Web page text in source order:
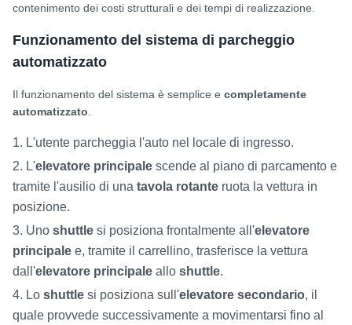
contenimento dei costi strutturali e dei tempi di realizzazione.
Funzionamento del sistema di parcheggio
automatizzato
Il funzionamento del sistema è semplice e completamente
automatizzato
L'utente parcheggia l'auto nel locale di ingresso.
L'elevatore principale scende al piano di parcamento e
tramite l'ausilio di una tavola rotante ruota la vettura in
posizione.
Uno shuttle si posiziona frontalmente all'elevatore
principale e, tramite il carrellino, trasferisce la vettura
dall'elevatore principale allo shuttle.
Lo shuttle si posiziona sull'elevatore secondario, il
quale provvede successivamente a movimentarsi fino al